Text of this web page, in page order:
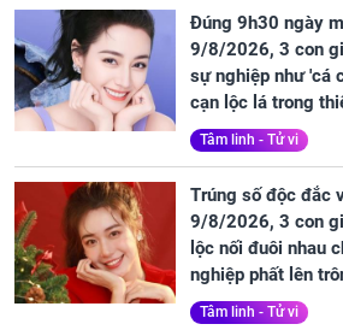
Đúng 9h30 ngày
9/8/2026, 3 con
sự nghiệp như 'cá
cạn lộc lá trong
Tâm linh - Tử vi
Trúng số độc đắc
9/8/2026, 3 con
lộc nối đuôi nhau
nghiệp phất lên
Tâm linh - Tử vi